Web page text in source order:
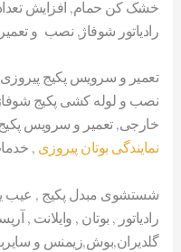
خشک کن حمام, افزایش تعداد
رادیاتور شوفاژ, نصب و تعمیر
تعمیر و سرویس پکیج پیروزی
نصب و لوله کشی پکیج شوفاژ
خارجی, تعمیر و سرویس پکیج
نمایندگی بوتان پیروزی ,
شستشوی مبدل پکیج , عیب
رادیاتور , بوتان , وایلانت ,
گلدیران,بوش,زیمنس و